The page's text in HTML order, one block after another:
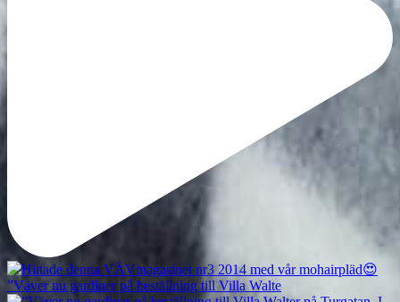
”Väver nu gardiner på beställning till Villa Walte